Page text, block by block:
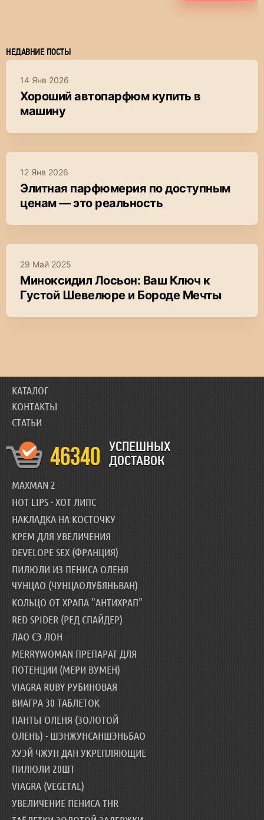
НЕДАВНИЕ ПОСТЫ
14 Янв 2026
Хороший автопарфюм купить в
машину
12 Янв 2026
Элитная парфюмерия по доступным
ценам — это реальность
29 Май 2025
Миноксидил Лосьон: Ваш Ключ к
Густой Шевелюре и Бороде Мечты
КАТАЛОГ
КОНТАКТЫ
СТАТЬИ
46340
УСПЕШНЫХ
ДОСТАВОК
MAXMAN 2
HOT LIPS - ХОТ ЛИПС
НАКЛАДКА НА КОСТОЧКУ
КРЕМ ДЛЯ УВЕЛИЧЕНИЯ
DEVELOPE SEX (ФРАНЦИЯ)
ПИЛЮЛИ ИЗ ПЕНИСА ОЛЕНЯ
ЧУНЦАО (ЧУНЦАОЛУБЯНЬВАН)
КОЛЬЦО ОТ ХРАПА "АНТИХРАП"
RED SPIDER (РЕД СПАЙДЕР)
ЛАО СЭ ЛОН
MERRYWOMAN ПРЕПАРАТ ДЛЯ
ПОТЕНЦИИ (МЕРИ ВУМЕН)
VIAGRA RUBY РУБИНОВАЯ
ВИАГРА 30 ТАБЛЕТОК
ПАНТЫ ОЛЕНЯ (ЗОЛОТОЙ
ОЛЕНЬ) - ШЭНЖУНСАНШЭНЬБАО
ХУЭЙ ЧЖУН ДАН УКРЕПЛЯЮЩИЕ
ПИЛЮЛИ 20ШТ
VIAGRA (VEGETAL)
УВЕЛИЧЕНИЕ ПЕНИСА THR